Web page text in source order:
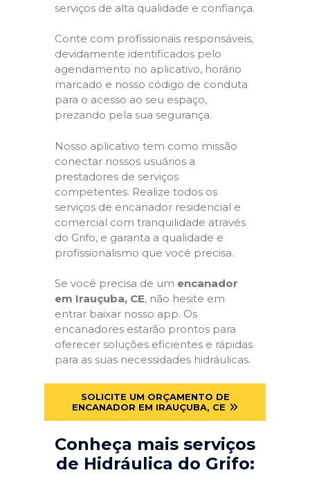
serviços de alta qualidade e confiança.
Conte com profissionais responsáveis,
devidamente identificados pelo
agendamento no aplicativo, horário
marcado e nosso código de conduta
para o acesso ao seu espaço,
prezando pela sua segurança.
Nosso aplicativo tem como missão
conectar nossos usuários a
prestadores de serviços
competentes. Realize todos os
serviços de encanador residencial e
comercial com tranquilidade através
do Grifo, e garanta a qualidade e
profissionalismo que você precisa.
Se você precisa de um encanador
em Irauçuba, CE, não hesite em
entrar baixar nosso app. Os
encanadores estarão prontos para
oferecer soluções eficientes e rápidas
para as suas necessidades hidráulicas.
SOLICITE UM ORÇAMENTO DE
ENCANADOR EM IRAUÇUBA, CE
Conheça mais serviços
de Hidráulica do Grifo: